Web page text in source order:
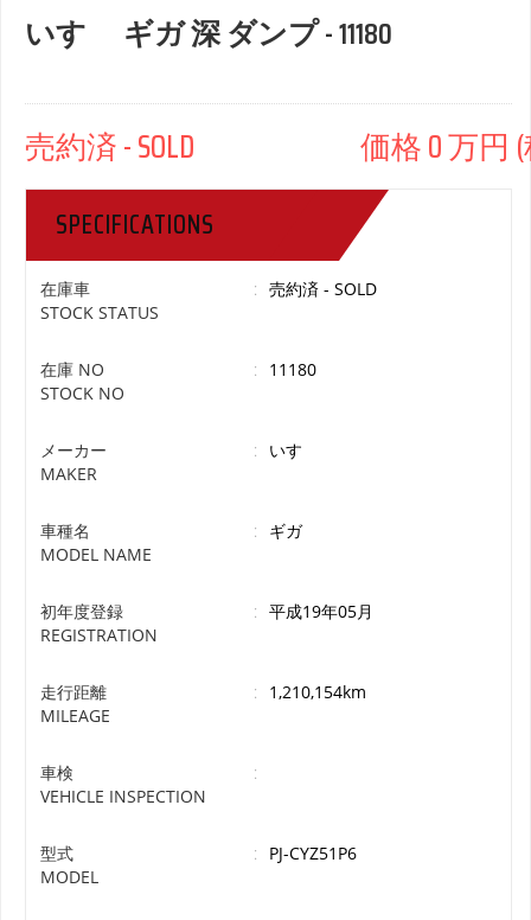
いすゞ ギガ 深 ダンプ - 11180
売約済 - SOLD 価格 0 万円 (
SPECIFICATIONS
在庫車
STOCK STATUS
: 売約済 - SOLD
在庫 NO
STOCK NO
: 11180
メーカー
MAKER
: いすゞ
車種名
MODEL NAME
: ギガ
初年度登録
REGISTRATION
: 平成19年05月
走行距離
MILEAGE
: 1,210,154km
車検
VEHICLE INSPECTION
:
型式
MODEL
: PJ-CYZ51P6